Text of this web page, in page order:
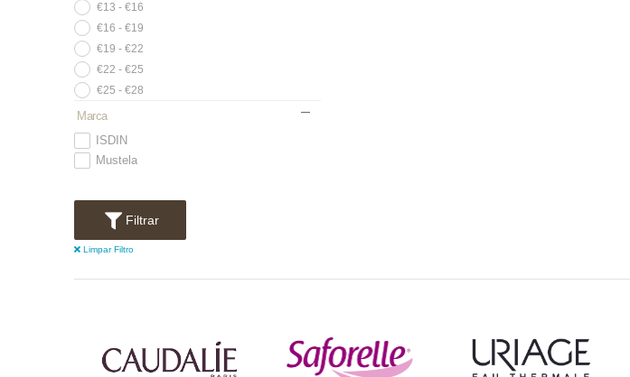
€13 - €16
€16 - €19
€19 - €22
€22 - €25
€25 - €28
Marca
ISDIN
Mustela
Filtrar
Limpar Filtro